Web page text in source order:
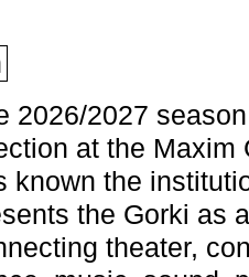
2026/2027
at the Maxim
known the
the Gorki as
theater,